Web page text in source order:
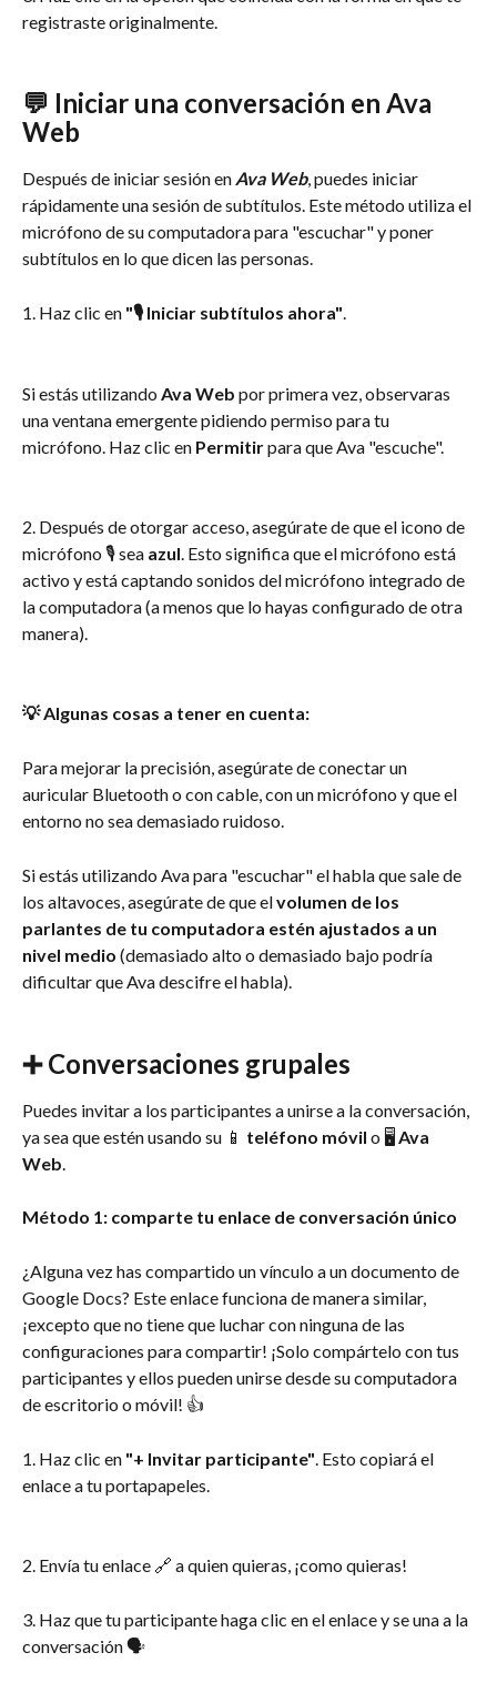
registraste originalmente.
💬 Iniciar una conversación en Ava
Web
Después de iniciar sesión en Ava Web, puedes iniciar
rápidamente una sesión de subtítulos. Este método utiliza el
micrófono de su computadora para "escuchar" y poner
subtítulos en lo que dicen las personas.
1. Haz clic en "🎙 Iniciar subtítulos ahora"
Si estás utilizando Ava Web por primera vez, observaras
una ventana emergente pidiendo permiso para tu
micrófono. Haz clic en Permitir para que Ava "escuche".
2. Después de otorgar acceso, asegúrate de que el icono de
micrófono 🎙 sea azul. Esto significa que el micrófono está
activo y está captando sonidos del micrófono integrado de
la computadora (a menos que lo hayas configurado de otra
manera).
💡 Algunas cosas a tener en cuenta:
Para mejorar la precisión, asegúrate de conectar un
auricular Bluetooth o con cable, con un micrófono y que el
entorno no sea demasiado ruidoso.
Si estás utilizando Ava para "escuchar" el habla que sale de
los altavoces, asegúrate de que el volumen de los
parlantes de tu computadora estén ajustados a un
nivel medio (demasiado alto o demasiado bajo podría
dificultar que Ava descifre el habla).
➕ Conversaciones grupales
Puedes invitar a los participantes a unirse a la conversación,
ya sea que estén usando su 📱 teléfono móvil o 🖥 Ava
Web.
Método 1: comparte tu enlace de conversación único
¿Alguna vez has compartido un vínculo a un documento de
Google Docs? Este enlace funciona de manera similar,
¡excepto que no tiene que luchar con ninguna de las
configuraciones para compartir! ¡Solo compártelo con tus
participantes y ellos pueden unirse desde su computadora
de escritorio o móvil! 👍
1. Haz clic en "+ Invitar participante" . Esto copiará el
enlace a tu portapapeles.
2. Envía tu enlace 🔗 a quien quieras, ¡como quieras!
3. Haz que tu participante haga clic en el enlace y se una a la
conversación 🗣